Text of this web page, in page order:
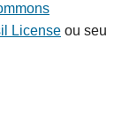
Licenseou seu